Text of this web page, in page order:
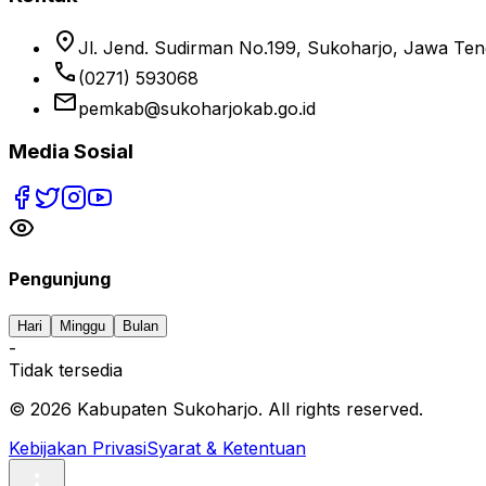
location_on Jl. Jend. Sudirman No.199, Sukoharjo, Jawa
phone (0271) 593068
emailpemkab@sukoharjokab.go.id
Media Sosial
Pengunjung
Hari Minggu Bulan
-
Tidak tersedia
© 2026 Kabupaten Sukoharjo. All rights reserved.
Kebijakan PrivasiSyarat & Ketentuan